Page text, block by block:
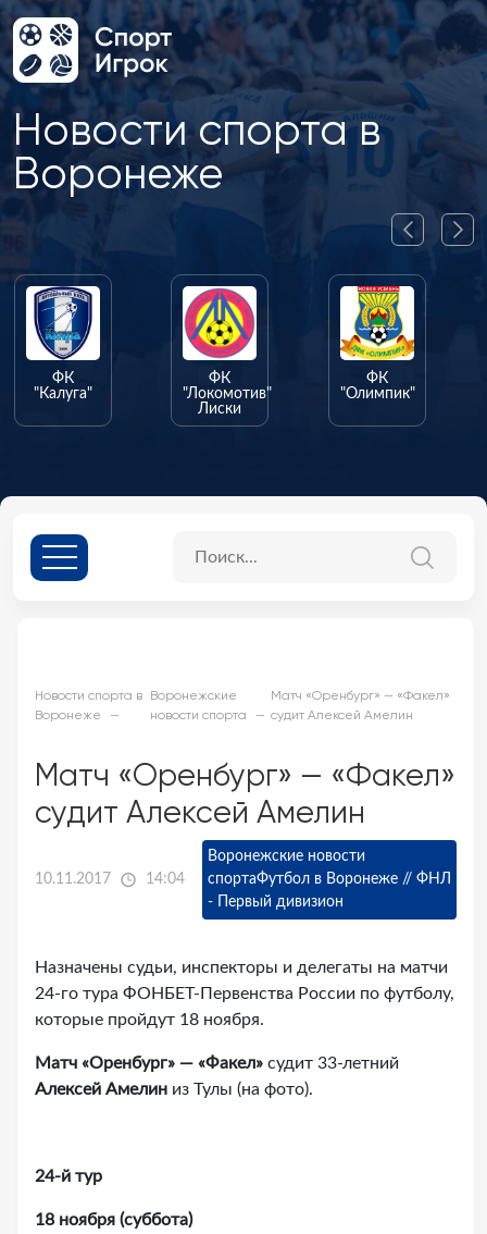
Новости спорта в
Воронеже
ФК
"Калуга"
ФК
"Локомотив"
Лиски
ФК
"Олимпик"
Новости спорта в
Воронеже
Воронежские
новости спорта
Матч «Оренбург» — «Факел»
судит Алексей Амелин
Матч «Оренбург» — «Факел»
судит Алексей Амелин
10.11.2017 14:04
Воронежские новости
спортаФутбол в Воронеже // ФНЛ
- Первый дивизион
Назначены судьи, инспекторы и делегаты на матчи
24-го тура ФОНБЕТ-Первенства России по футболу,
которые пройдут 18 ноября.
Матч «Оренбург» — «Факел» судит 33-летний
Алексей Амелин из Тулы (на фото).
24-й тур
18 ноября (суббота)